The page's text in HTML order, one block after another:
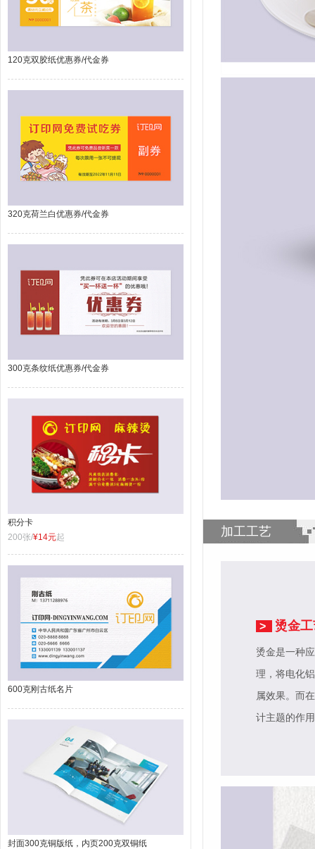
120克双胶纸优惠券/代金券
320克荷兰白优惠券/代金券
300克条纹纸优惠券/代金券
积分卡
200张/¥14元起
600克刚古纸名片
封面300克铜版纸，内页200克双铜纸
加工工艺
> 烫金
烫金是一种
理，将电化
属效果。而
计主题的作